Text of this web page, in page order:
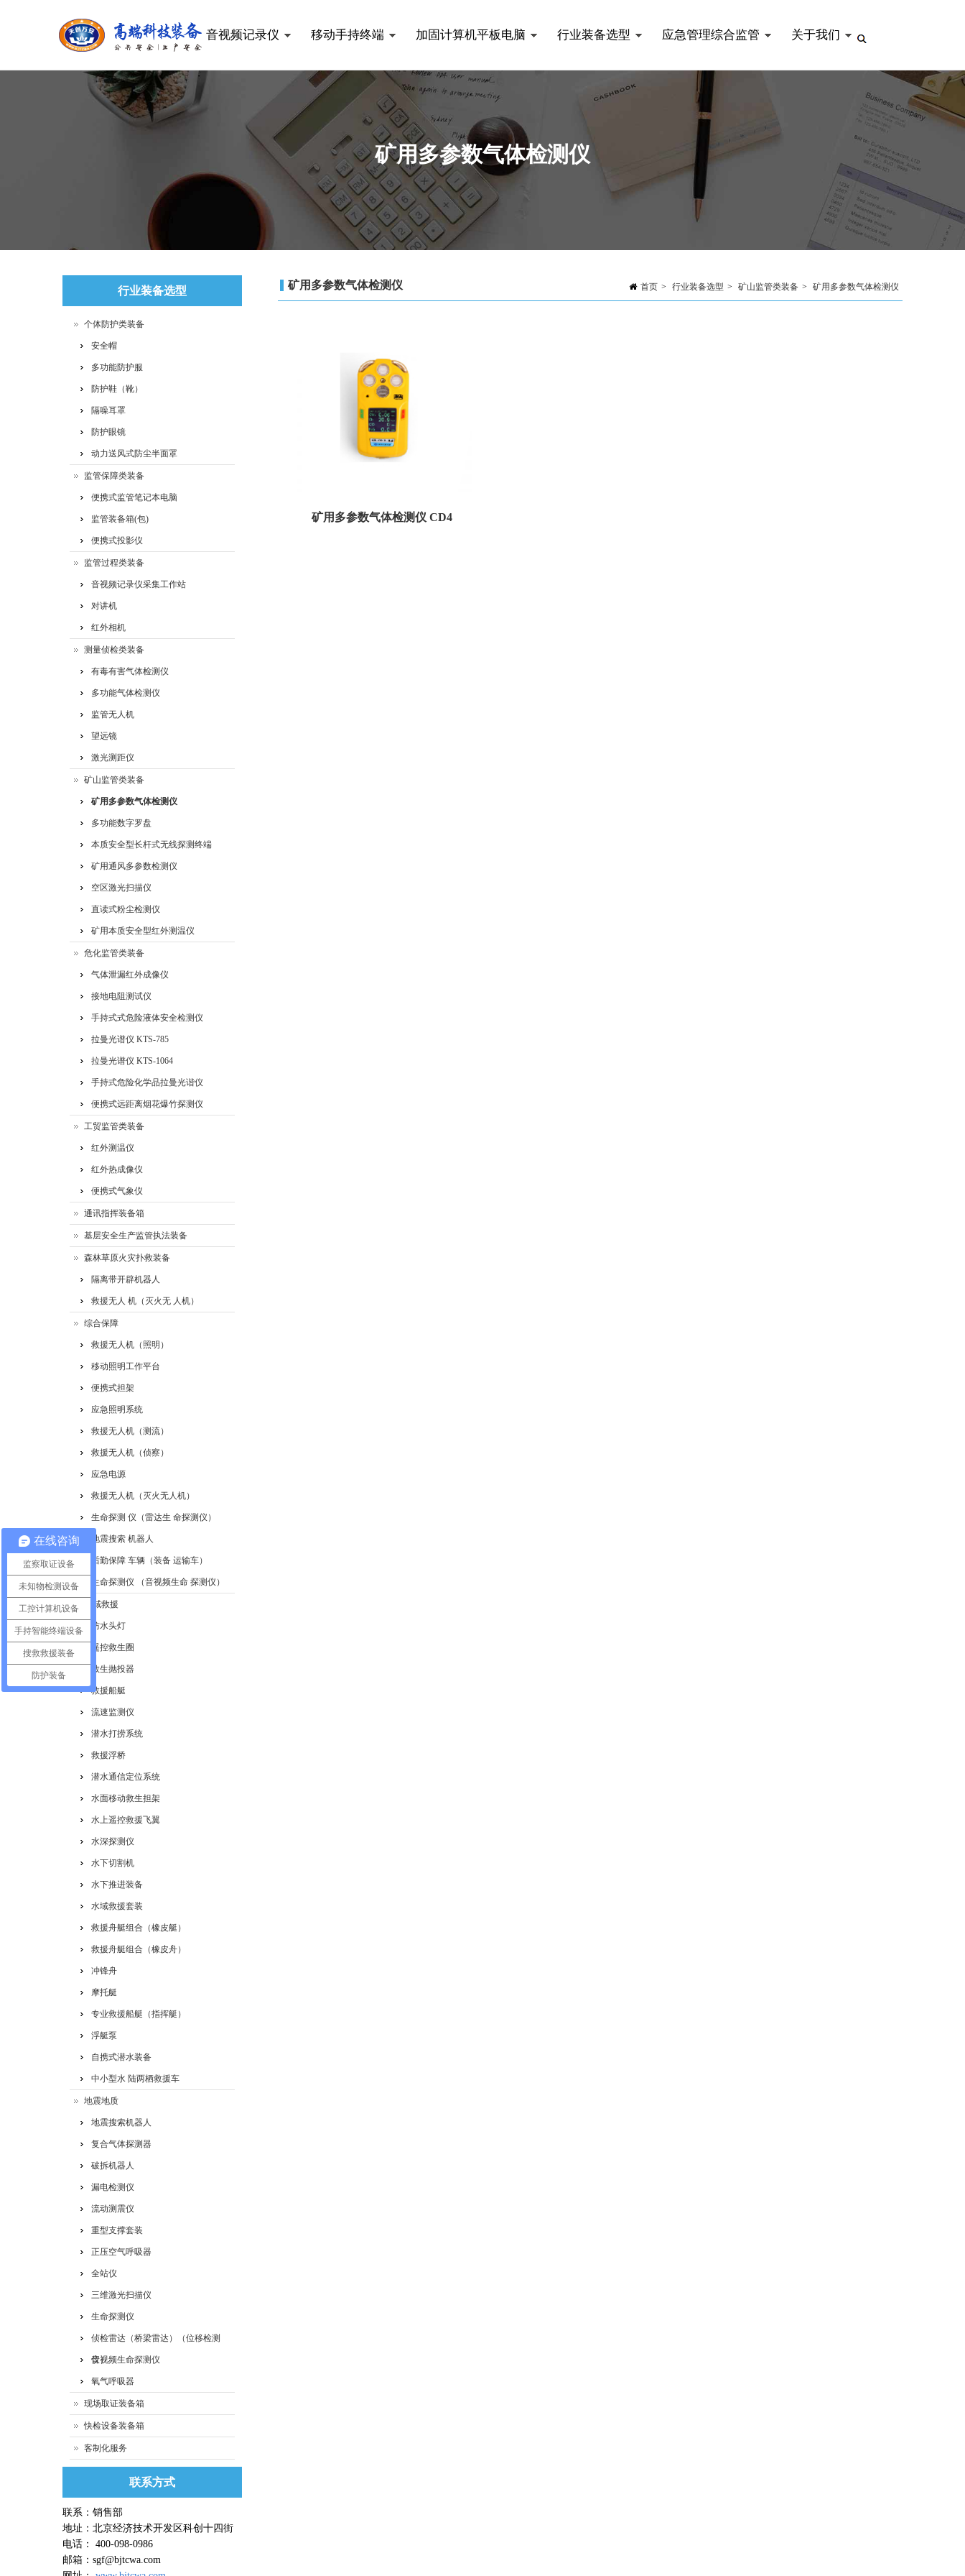
音视频记录仪 移动手持终端 加固计算机平板电脑 行业装备选型 应急管理综合监管 关于我们
矿用多参数气体检测仪
首页 > 行业装备选型 > 矿山监管类装备 > 矿用多参数气体检测仪
矿用多参数气体检测仪
矿用多参数气体检测仪 CD4
行业装备选型
个体防护类装备
安全帽
多功能防护服
防护鞋（靴）
隔噪耳罩
防护眼镜
动力送风式防尘半面罩
监管保障类装备
便携式监管笔记本电脑
监管装备箱(包)
便携式投影仪
监管过程类装备
音视频记录仪采集工作站
对讲机
红外相机
测量侦检类装备
有毒有害气体检测仪
多功能气体检测仪
监管无人机
望远镜
激光测距仪
矿山监管类装备
矿用多参数气体检测仪
多功能数字罗盘
本质安全型长杆式无线探测终端
矿用通风多参数检测仪
空区激光扫描仪
直读式粉尘检测仪
矿用本质安全型红外测温仪
危化监管类装备
气体泄漏红外成像仪
接地电阻测试仪
手持式式危险液体安全检测仪
拉曼光谱仪 KTS-785
拉曼光谱仪 KTS-1064
手持式危险化学品拉曼光谐仪
便携式远距离烟花爆竹探测仪
工贸监管类装备
红外测温仪
红外热成像仪
便携式气象仪
通讯指挥装备箱
基层安全生产监管执法装备
森林草原火灾扑救装备
隔离带开辟机器人
救援无人 机（灭火无 人机）
综合保障
救援无人机（照明）
移动照明工作平台
便携式担架
应急照明系统
救援无人机（测流）
救援无人机（侦察）
应急电源
救援无人机（灭火无人机）
生命探测 仪（雷达生 命探测仪）
地震搜索 机器人
后勤保障 车辆（装备 运输车）
生命探测仪 （音视频生命 探测仪）
水域救援
防水头灯
遥控救生圈
救生抛投器
救援船艇
流速监测仪
潜水打捞系统
救援浮桥
潜水通信定位系统
水面移动救生担架
水上遥控救援飞翼
水深探测仪
水下切割机
水下推进装备
水域救援套装
救援舟艇组合（橡皮艇）
救援舟艇组合（橡皮舟）
冲锋舟
摩托艇
专业救援船艇（指挥艇）
浮艇泵
自携式潜水装备
中小型水 陆两栖救援车
地震地质
地震搜索机器人
复合气体探测器
破拆机器人
漏电检测仪
流动测震仪
重型支撑套装
正压空气呼吸器
全站仪
三维激光扫描仪
生命探测仪
侦检雷达（桥梁雷达）（位移检测
仪）
音视频生命探测仪
氧气呼吸器
现场取证装备箱
快检设备装备箱
客制化服务
联系方式
联系：销售部
地址：北京经济技术开发区科创十四街
电话： 400-098-0986
邮箱：sgf@bjtcwa.com
在线咨询
监察取证设备
未知物检测设备
工控计算机设备
手持智能终端设备
搜救救援装备
防护装备